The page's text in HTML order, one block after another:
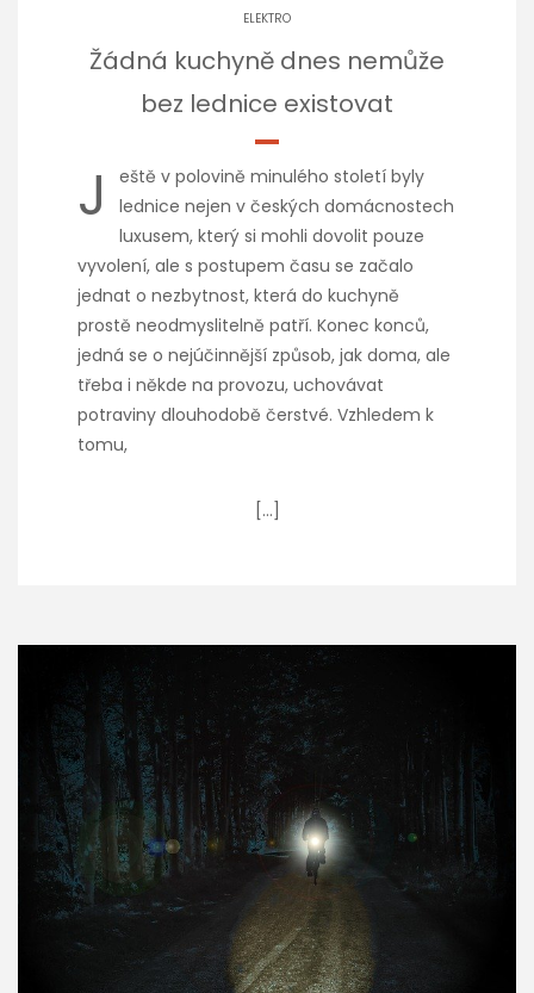
ELEKTRO
Žádná kuchyně dnes nemůže
bez lednice existovat
J
eště v polovině minulého století byly
lednice nejen v českých domácnostech
luxusem, který si mohli dovolit pouze
vyvolení, ale s postupem času se začalo
jednat o nezbytnost, která do kuchyně
prostě neodmyslitelně patří. Konec konců,
jedná se o nejúčinnější způsob, jak doma, ale
třeba i někde na provozu, uchovávat
potraviny dlouhodobě čerstvé. Vzhledem k
tomu,
[…]